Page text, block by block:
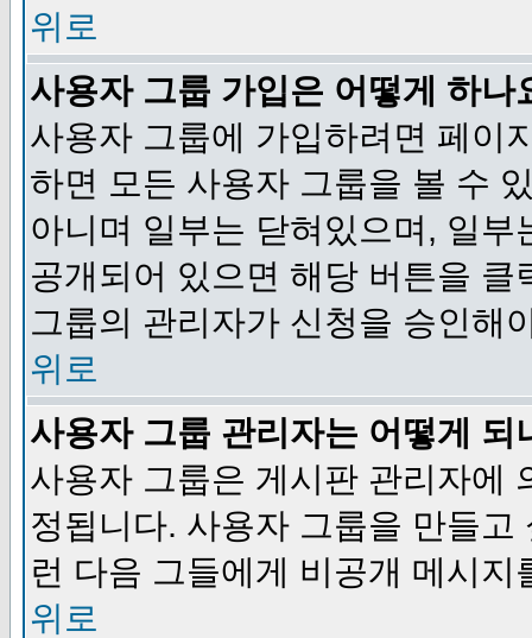
위로
사용자 그룹 가입은 어떻게 하나
사용자 그룹에 가입하려면 페이
하면 모든 사용자 그룹을 볼 수
아니며 일부는 닫혀있으며, 일
공개되어 있으면 해당 버튼을
그룹의 관리자가 신청을 승인해
위로
사용자 그룹 관리자는 어떻게 되
사용자 그룹은 게시판 관리자에
정됩니다. 사용자 그룹을 만들
런 다음 그들에게 비공개 메시지
위로